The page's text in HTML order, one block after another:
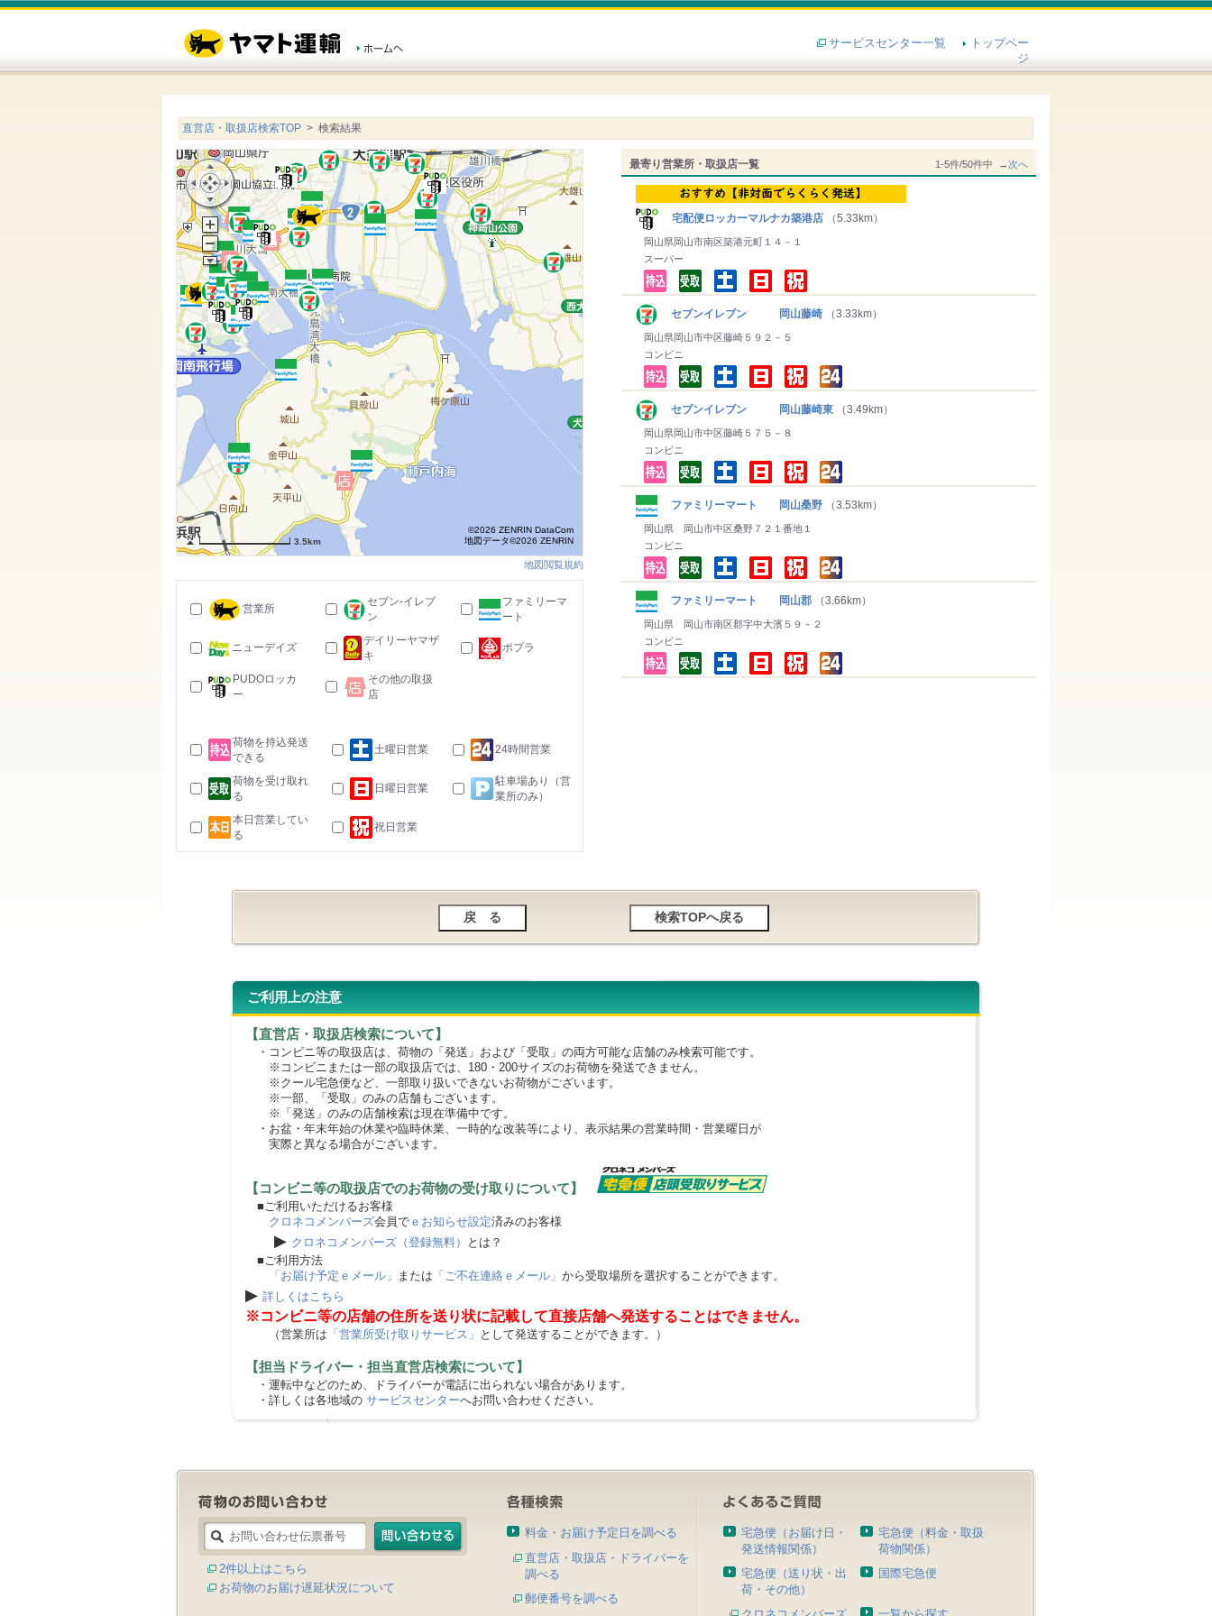
サービスセンター一覧
トップペー
ジ
直営店・取扱店検索TOP > 検索結果
最寄り営業所・取扱店一覧 1-5件/50件中 →次へ
宅配便ロッカーマルナカ築港店 （5.33km）
岡山県岡山市南区築港元町１４－１
スーパー
セブンイレブン 岡山藤崎 （3.33km）
岡山県岡山市中区藤崎５９２－５
コンビニ
セブンイレブン 岡山藤崎東 （3.49km）
岡山県岡山市中区藤崎５７５－８
コンビニ
ファミリーマート 岡山桑野 （3.53km）
岡山県 岡山市中区桑野７２１番地１
コンビニ
ファミリーマート 岡山郡 （3.66km）
岡山県 岡山市南区郡字中大濱５９－２
コンビニ
3.5km
©2026 ZENRIN DataCom
地図データ©2026 ZENRIN
地図閲覧規約
営業所
セブン-イレブ
ン
ファミリーマ
ート
ニューデイズ
デイリーヤマザ
キ
ポプラ
PUDOロッカ
ー
その他の取扱
店
荷物を持込発送
できる
土曜日営業 24時間営業
荷物を受け取れ
る
日曜日営業
駐車場あり（営
業所のみ）
本日営業してい
る
祝日営業
ご利用上の注意
【直営店・取扱店検索について】
・コンビニ等の取扱店は、荷物の「発送」および「受取」の両方可能な店舗のみ検索可能です。
※コンビニまたは一部の取扱店では、180・200サイズのお荷物を発送できません。
※クール宅急便など、一部取り扱いできないお荷物がございます。
※一部、「受取」のみの店舗もございます。
※「発送」のみの店舗検索は現在準備中です。
・お盆・年末年始の休業や臨時休業、一時的な改装等により、表示結果の営業時間・営業曜日が
実際と異なる場合がございます。
【コンビニ等の取扱店でのお荷物の受け取りについて】
■ご利用いただけるお客様
クロネコメンバーズ会員で ｅお知らせ設定済みのお客様
▶ クロネコメンバーズ（登録無料）
とは？
■ご利用方法
「お届け予定ｅメール」 または 「ご不在連絡ｅメール」 から受取場所を選択することができます。
▶ 詳しくはこちら
※コンビニ等の店舗の住所を送り状に記載して直接店舗へ発送することはできません。
（営業所は 「営業所受け取りサービス」 として発送することができます。）
【担当ドライバー・担当直営店検索について】
・運転中などのため、ドライバーが電話に出られない場合があります。
・詳しくは各地域の サービスセンターへお問い合わせください。
2件以上はこちら
お荷物のお届け遅延状況について
料金・お届け予定日を調べる
直営店・取扱店・ドライバーを
調べる
郵便番号を調べる
宅急便（お届け日・
発送情報関係）
宅急便（料金・取扱
荷物関係）
宅急便（送り状・出
荷・その他）
国際宅急便